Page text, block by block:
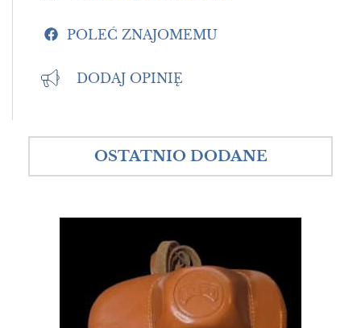
POLEĆ ZNAJOMEMU
DODAJ OPINIĘ
OSTATNIO DODANE